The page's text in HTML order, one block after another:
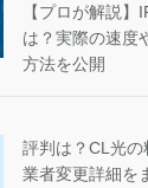
【プロが解説】
は？実際の速度
方法を公開
評判は？CL光
業者変更詳細を